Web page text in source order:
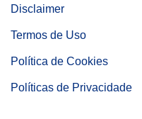
Disclaimer
Termos de Uso
Política de Cookies
Políticas de Privacidade